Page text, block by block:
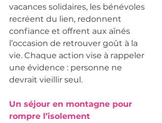
vacances solidaires, les bénévoles
recréent du lien, redonnent
confiance et offrent aux aînés
l’occasion de retrouver goût à la
vie. Chaque action vise à rappeler
une évidence : personne ne
devrait vieillir seul.
Un séjour en montagne pour
rompre l’isolement